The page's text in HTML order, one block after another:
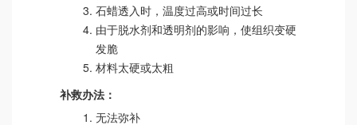
石蜡透入时，温度过高或时间过长
由于脱水剂和透明剂的影响，使组织变硬
发脆
材料太硬或太粗
补救办法：
无法弥补